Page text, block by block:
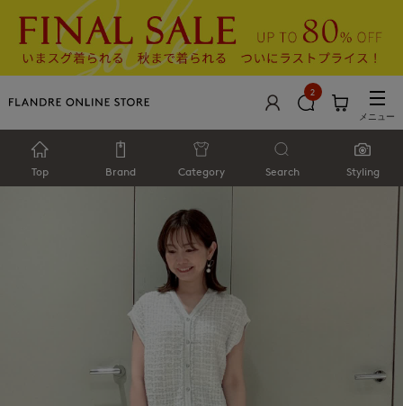
2
メニュー
Top Brand Category Search Styling